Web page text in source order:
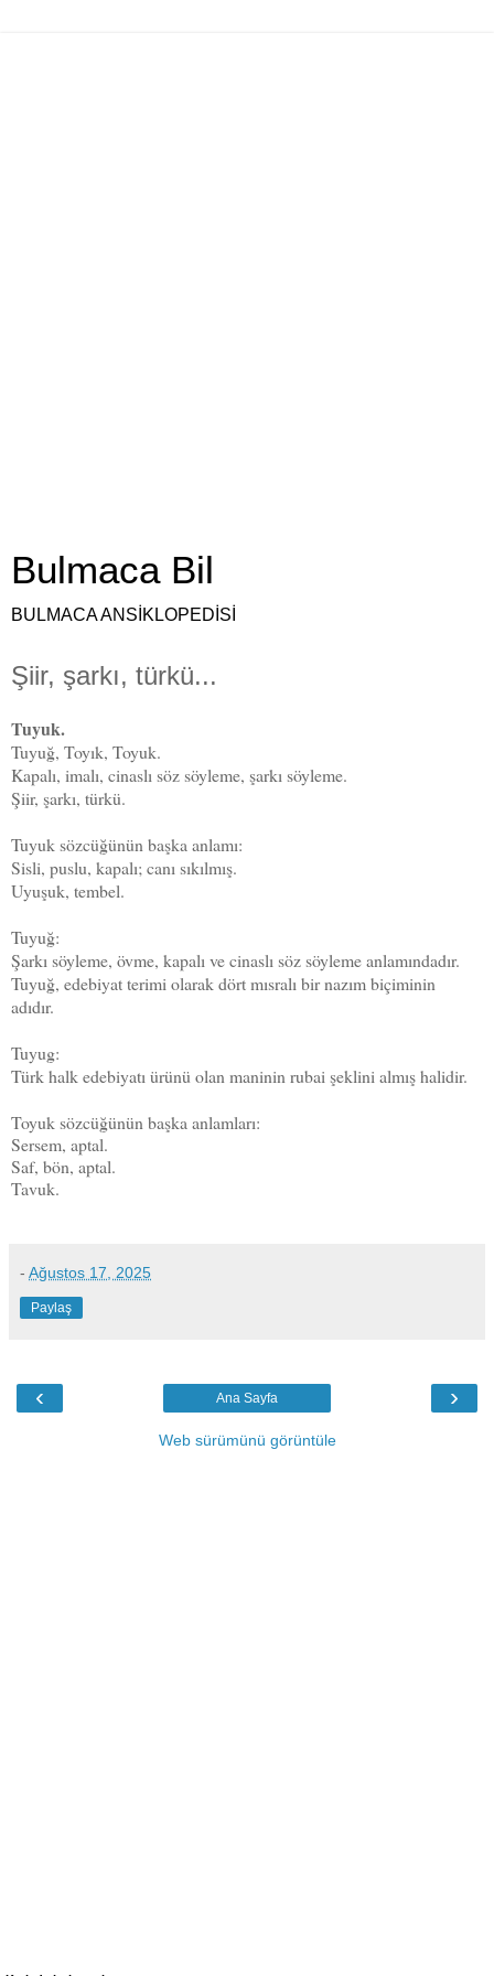
Bulmaca Bil
BULMACA ANSİKLOPEDİSİ
Şiir, şarkı, türkü...
Tuyuk.
Tuyuğ, Toyık, Toyuk.
Kapalı, imalı, cinaslı söz söyleme, şarkı söyleme.
Şiir, şarkı, türkü.
Tuyuk sözcüğünün başka anlamı:
Sisli, puslu, kapalı; canı sıkılmış.
Uyuşuk, tembel.
Tuyuğ:
Şarkı söyleme, övme, kapalı ve cinaslı söz söyleme anlamındadır.
Tuyuğ, edebiyat terimi olarak dört mısralı bir nazım biçiminin
adıdır.
Tuyug:
Türk halk edebiyatı ürünü olan maninin rubai şeklini almış halidir.
Toyuk sözcüğünün başka anlamları:
Sersem, aptal.
Saf, bön, aptal.
Tavuk.
- Ağustos 17, 2025
Paylaş
‹ ›
Ana Sayfa
Web sürümünü görüntüle